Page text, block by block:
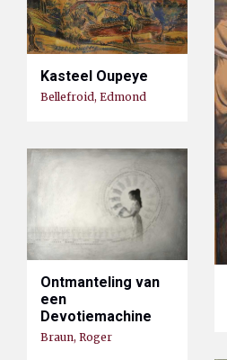
Kasteel Oupeye
Bellefroid, Edmond
Ontmanteling van
een
Devotiemachine
Braun, Roger